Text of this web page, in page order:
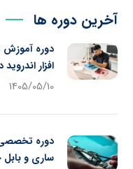
آخرین دوره ها
دوره
افزار
1405/05/10
ساری و